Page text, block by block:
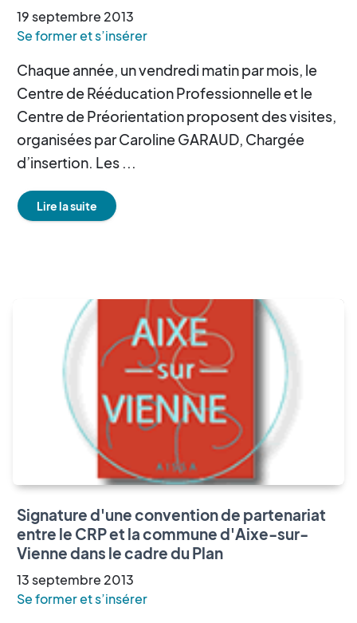
19septembre 2013
Se former et s’insérer
Chaque année, un vendredi matin par mois, le
Centre de Rééducation Professionnelle et le
Centre de Préorientation proposent des visites,
organisées par Caroline GARAUD, Chargée
d’insertion. Les ...
Lire la suite
Signature d'une convention de partenariat
entre le CRP et la commune d'Aixe-sur-
Vienne dans le cadre du Plan
13septembre 2013
Se former et s’insérer